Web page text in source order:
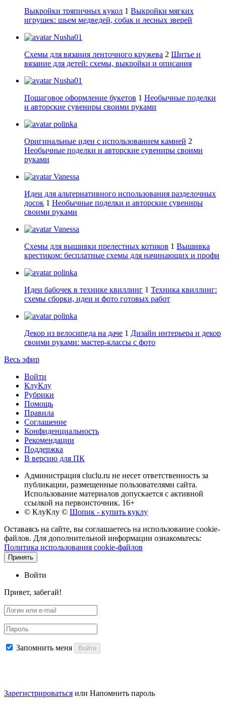
Выкройки тряпичных кукол 1 Выкройки мягких
игрушек: шьем медведей, собак и лесных зверей
Nusha01
Схемы для вязания ленточного кружева 2 Шитье и
вязание для детей: схемы, выкройки и описания
Nusha01
Пошаговое оформление букетов 1 Необычные поделки
и авторские сувениры своими руками
polinka
Оригинальные идеи с использованием камней 2
Необычные поделки и авторские сувениры своими
руками
Vanessa
Идеи для альтернативного использования разделочных
досок 1 Необычные поделки и авторские сувениры
своими руками
Vanessa
Схемы для вышивки прелестных котиков 1 Вышивка
крестиком: бесплатные схемы для начинающих и профи
polinka
Идеи бабочек в технике квиллинг 1 Техника квиллинг:
схемы сборки, идеи и фото готовых работ
polinka
Декор из велосипеда на даче 1 Дизайн интерьера и декор
своими руками: мастер-классы с фото
Весь эфир
Войти
КлуКлу
Рубрики
Помощь
Правила
Соглашение
Конфиденциальность
Рекомендации
Поддержка
В версию для ПК
Администрация cluclu.ru не несет ответственность за
публикации, размещенные пользователями сайта.
Использование материалов допускается с активной
ссылкой на первоисточник. 16+
© КлуКлу © Шопик - купить куклу
Оставаясь на сайте, вы соглашаетесь на использование cookie-
файлов. Для дополнительной информации ознакомьтесь:
Политика использования cookie-файлов
Принять
Войти
Привет, забегай!
Запомнить меня Войти
Зарегистрироваться или Напомнить пароль